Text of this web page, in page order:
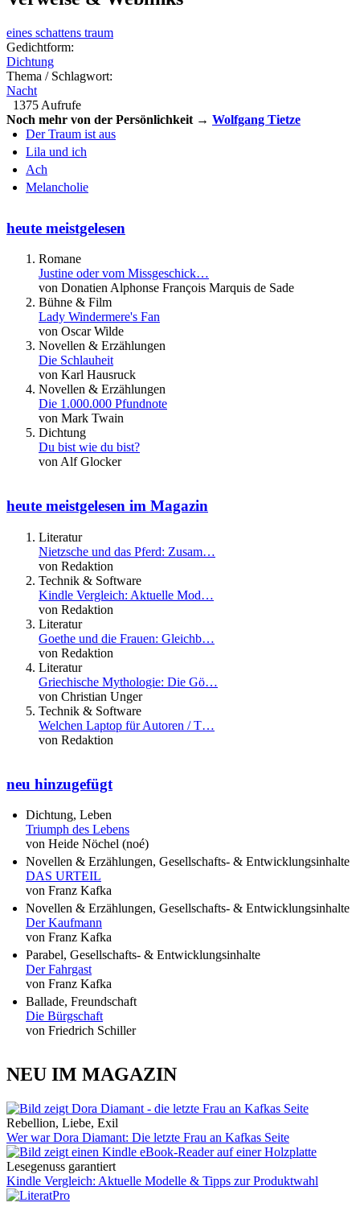
eines schattens traum
Gedichtform:
Dichtung
Thema / Schlagwort:
Nacht
1375 Aufrufe
Noch mehr von der Persönlichkeit → Wolfgang Tietze
Der Traum ist aus
Lila und ich
Ach
Melancholie
heute meistgelesen
Romane
Justine oder vom Missgeschick…
von Donatien Alphonse François Marquis de Sade
Bühne & Film
Lady Windermere's Fan
von Oscar Wilde
Novellen & Erzählungen
Die Schlauheit
von Karl Hausruck
Novellen & Erzählungen
Die 1.000.000 Pfundnote
von Mark Twain
Dichtung
Du bist wie du bist?
von Alf Glocker
heute meistgelesen im Magazin
Literatur
Nietzsche und das Pferd: Zusam…
von Redaktion
Technik & Software
Kindle Vergleich: Aktuelle Mod…
von Redaktion
Literatur
Goethe und die Frauen: Gleichb…
von Redaktion
Literatur
Griechische Mythologie: Die Gö…
von Christian Unger
Technik & Software
Welchen Laptop für Autoren / T…
von Redaktion
neu hinzugefügt
Dichtung, Leben
Triumph des Lebens
von Heide Nöchel (noé)
Novellen & Erzählungen, Gesellschafts- & Entwicklungsinhalte
DAS URTEIL
von Franz Kafka
Novellen & Erzählungen, Gesellschafts- & Entwicklungsinhalte
Der Kaufmann
von Franz Kafka
Parabel, Gesellschafts- & Entwicklungsinhalte
Der Fahrgast
von Franz Kafka
Ballade, Freundschaft
Die Bürgschaft
von Friedrich Schiller
NEU IM MAGAZIN
Rebellion, Liebe, Exil
Wer war Dora Diamant: Die letzte Frau an Kafkas Seite
Lesegenuss garantiert
Kindle Vergleich: Aktuelle Modelle & Tipps zur Produktwahl